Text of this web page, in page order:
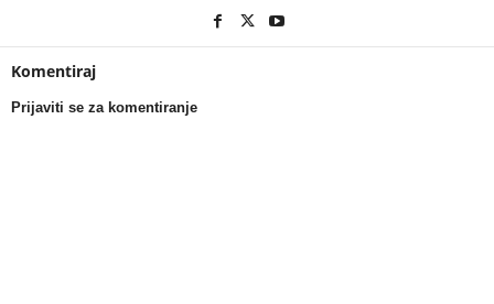
Komentiraj
Prijaviti se za komentiranje